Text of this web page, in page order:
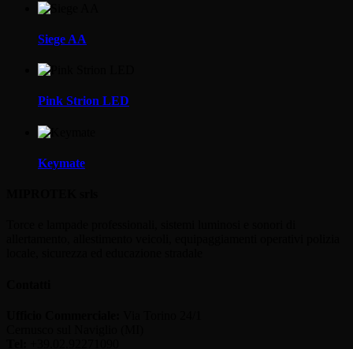
Siege AA
Pink Strion LED
Keymate